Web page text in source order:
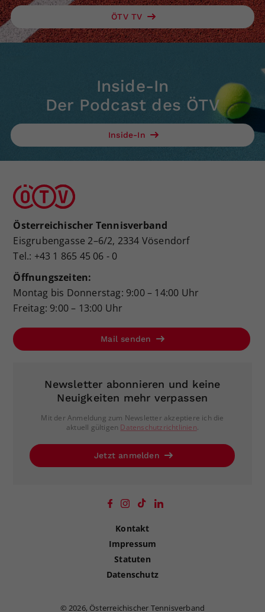
ÖTV TV
Inside-In
Der Podcast des ÖTV
Inside-In
Österreichischer Tennisverband
Eisgrubengasse 2–6/2, 2334 Vösendorf
Tel.: +43 1 865 45 06 - 0
Öffnungszeiten:
Montag bis Donnerstag: 9:00 – 14:00 Uhr
Freitag: 9:00 – 13:00 Uhr
Mail senden
Newsletter abonnieren und keine
Neuigkeiten mehr verpassen
Mit der Anmeldung zum Newsletter akzeptiere ich die
aktuell gültigen Datenschutzrichtlinien.
Jetzt anmelden
Kontakt
Impressum
Statuten
Datenschutz
©2026, Österreichischer Tennisverband